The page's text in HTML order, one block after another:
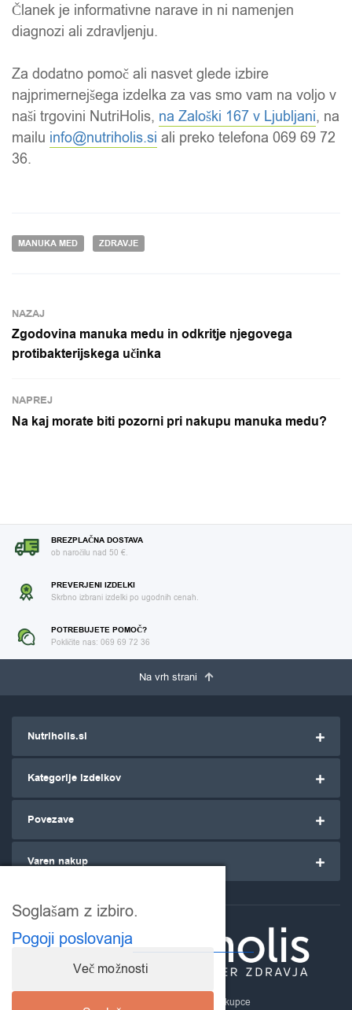
Članek je informativne narave in ni namenjen
diagnozi ali zdravljenju.
Za dodatno pomoč ali nasvet glede izbire
najprimernejšega izdelka za vas smo vam na voljo v
naši trgovini NutriHolis, na Zaloški 167 v Ljubljani, na
mailu info@nutriholis.si ali preko telefona 069 69 72
36.
MANUKA MED ZDRAVJE
NAZAJ
Zgodovina manuka medu in odkritje njegovega
protibakterijskega učinka
NAPREJ
Na kaj morate biti pozorni pri nakupu manuka medu?
BREZPLAČNA DOSTAVA
ob naročilu nad 50 €.
PREVERJENI IZDELKI
Skrbno izbrani izdelki po ugodnih cenah.
POTREBUJETE POMOČ?
Pokličite nas: 069 69 72 36
Na vrh strani
Nutriholis.si
Kategorije izdelkov
Povezave
Varen nakup
- za ozaveščene kupce
Soglašam z izbiro.
Pogoji poslovanja
Več možnosti